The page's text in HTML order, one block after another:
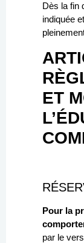
Dès la fin
indiquée
ET
Pour la
par le